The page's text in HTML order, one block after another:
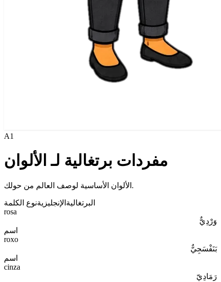
A1
مفردات برتغالية لـ الألوان
الألوان الأساسية لوصف العالم من حولك.
البرتغالية الإنجليزيةنوع الكلمة
rosa
وَرْدِيٌّ
اسم
roxo
بَنَفْسَجِيٌّ
اسم
cinza
رَمَادِيّ